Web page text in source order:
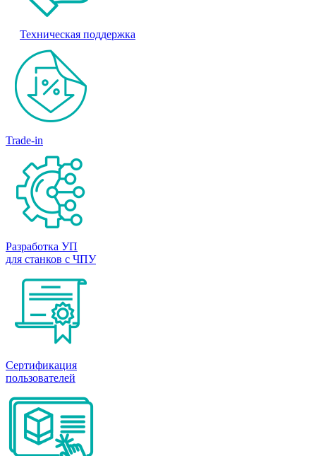
Техническая поддержка
Trade-in
Разработка УП
для станков с ЧПУ
Сертификация
пользователей